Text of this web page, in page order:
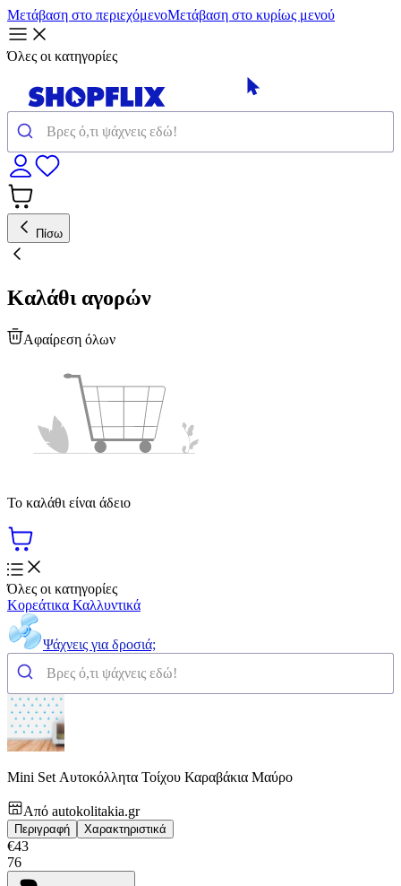
Μετάβαση στο περιεχόμενοΜετάβαση στο κυρίως μενού
Όλες οι κατηγορίες
Πίσω
Καλάθι αγορών
Αφαίρεση όλων
Το καλάθι είναι άδειο
Όλες οι κατηγορίες
Κορεάτικα Καλλυντικά
Ψάχνεις για δροσιά;
Mini Set Αυτοκόλλητα Τοίχου Καραβάκια Μαύρο
Από autokolitakia.gr
Περιγραφή Χαρακτηριστικά
€43
76